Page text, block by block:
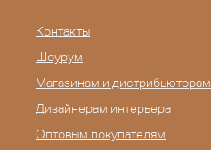
Контакты
Шоурум
Магазинам и дистрибьюторам
Дизайнерам интерьера
Оптовым покупателям